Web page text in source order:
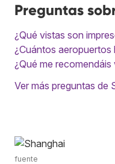
Preguntas
¿Qué vistas son
¿Cuántos aeropuertos
¿Qué me
Ver más preguntas de
fuente